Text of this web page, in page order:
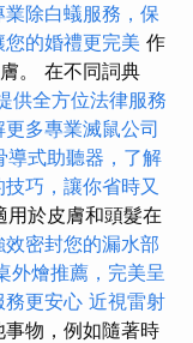
除白蟻服務，保
的婚禮更完美 作
。 在不同詞典
供全方位法律服務
多專業滅鼠公司
導式助聽器，了解
技巧，讓你省時又
用於皮膚和頭髮在
效密封您的漏水部
外燴推薦，完美呈
務更安心 近視雷射
物，例如隨著時